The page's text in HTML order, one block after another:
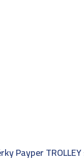
Payper